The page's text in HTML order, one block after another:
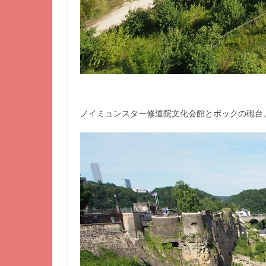
ノイミュンスター修道院文化会館とボックの砲台